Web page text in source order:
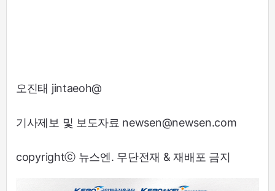
오진태 jintaeoh@
기사제보 및 보도자료 newsen@newsen.com
copyrightⓒ 뉴스엔. 무단전재 & 재배포 금지